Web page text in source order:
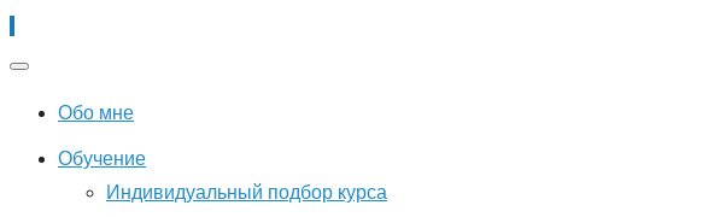
Обо мне
Обучение
Индивидуальный подбор курса